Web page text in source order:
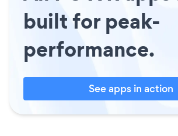
built for peak-
performance.
See apps in action